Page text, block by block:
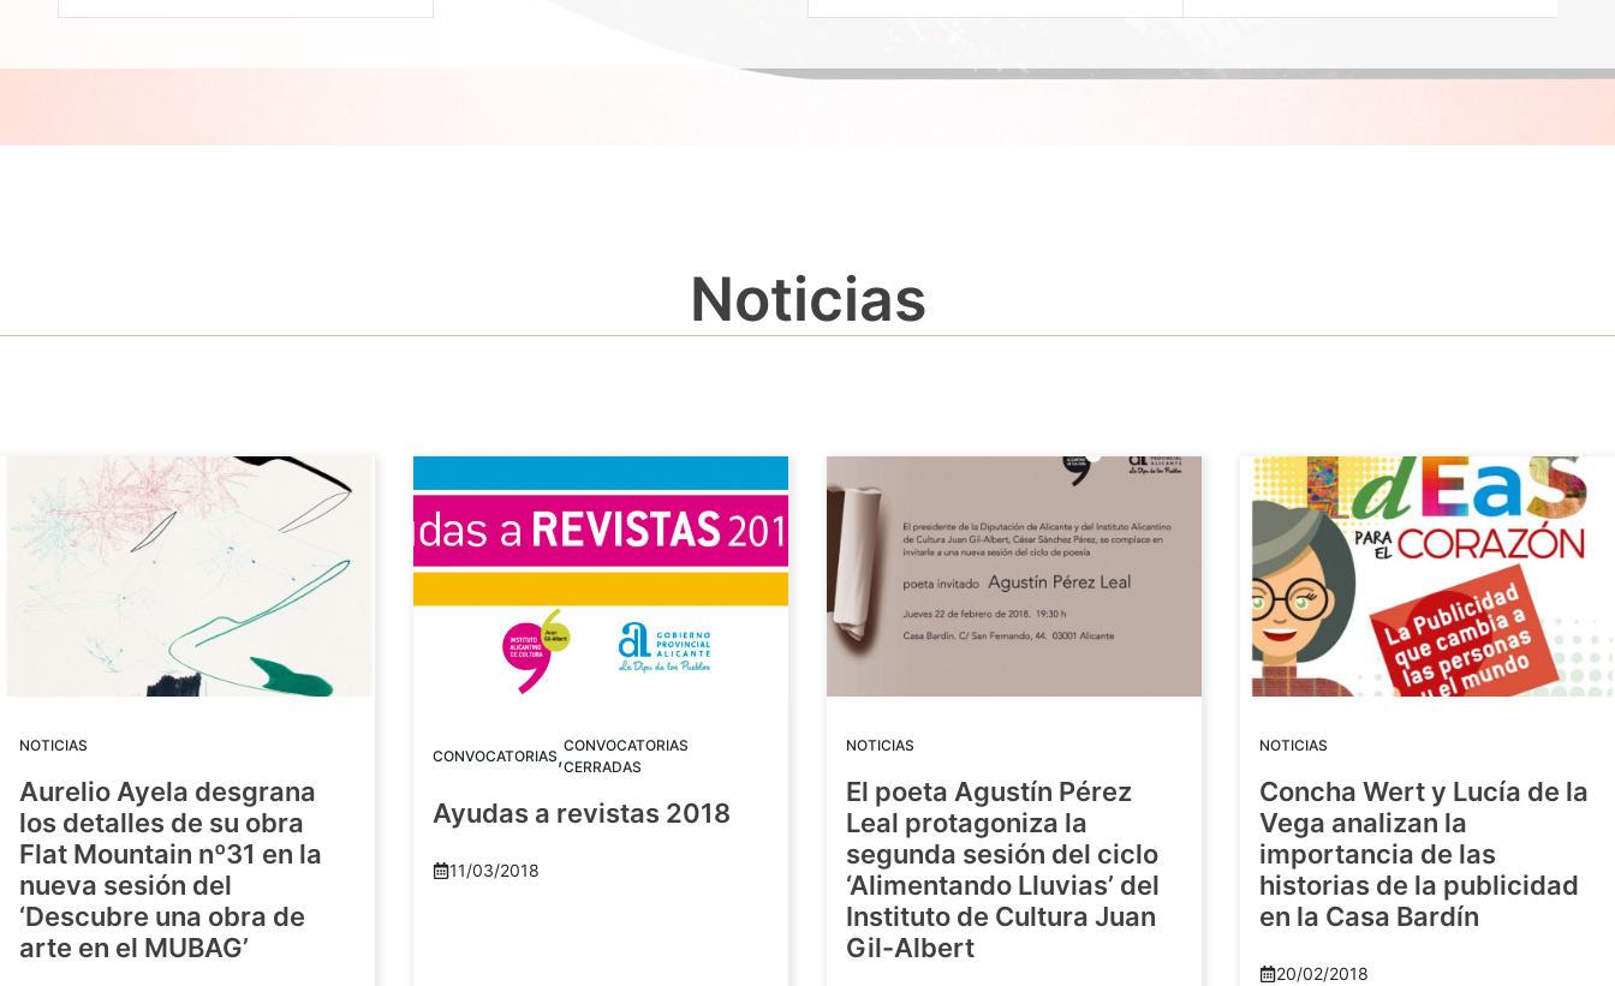
Noticias
NOTICIAS
Aurelio Ayela desgrana
los detalles de su obra
Flat Mountain nº31 en la
nueva sesión del
‘Descubre una obra de
arte en el MUBAG’
CONVOCATORIAS,CONVOCATORIAS
CERRADAS
Ayudas a revistas 2018
11/03/2018
NOTICIAS
El poeta Agustín Pérez
Leal protagoniza la
segunda sesión del ciclo
‘Alimentando Lluvias’ del
Instituto de Cultura Juan
Gil-Albert
NOTICIAS
Concha Wert y Lucía de la
Vega analizan la
importancia de las
historias de la publicidad
en la Casa Bardín
20/02/2018